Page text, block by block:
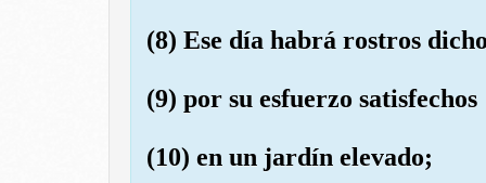
(8) Ese día habrá rostros
(9) por su esfuerzo satisfechos
(10) en un jardín elevado;